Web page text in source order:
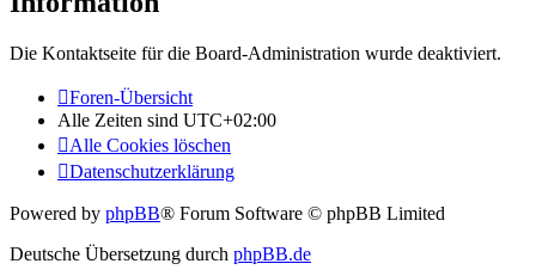
Die Kontaktseite für die Board-Administration wurde deaktiviert.
Foren-Übersicht
Alle Zeiten sind UTC+02:00
Alle Cookies löschen
Datenschutzerklärung
Powered by phpBB® Forum Software © phpBB Limited
Deutsche Übersetzung durch phpBB.de